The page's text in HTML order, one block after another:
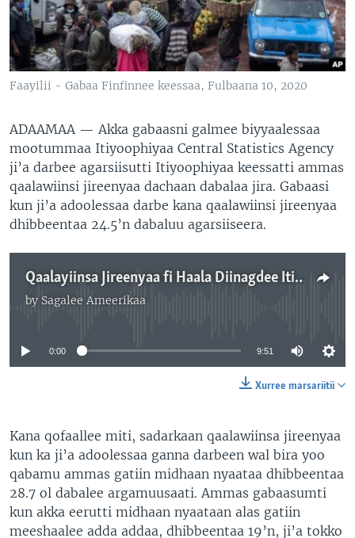
Faayilii - Gabaa Finfinnee keessaa, Fulbaana 10, 2020
ADAAMAA — Akka gabaasni galmee biyyaalessaa
mootummaa Itiyoophiyaa Central Statistics Agency
ji’a darbee agarsiisutti Itiyoophiyaa keessatti ammas
qaalawiinsi jireenyaa dachaan dabalaa jira. Gabaasi
kun ji’a adoolessaa darbe kana qaalawiinsi jireenyaa
dhibbeentaa 24.5’n dabaluu agarsiiseera.
Qaalayiinsa Jireenyaa fi Haala Diinagdee Itiyoophiyaa
by Sagalee Ameerikaa
No media source currently available
0:00 9:51
Xurree marsariitii
Kana qofaallee miti, sadarkaan qaalawiinsa jireenyaa
kun ka ji’a adoolessaa ganna darbeen wal bira yoo
qabamu ammas gatiin midhaan nyaataa dhibbeentaa
28.7 ol dabalee argamuusaati. Ammas gabaasumti
kun akka eerutti midhaan nyaataan alas gatiin
meeshaalee adda addaa, dhibbeentaa 19’n, ji’a tokko